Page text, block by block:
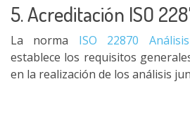
5. Acreditación ISO
La norma ISO 22870
establece los requisitos
en la realización de los análisis